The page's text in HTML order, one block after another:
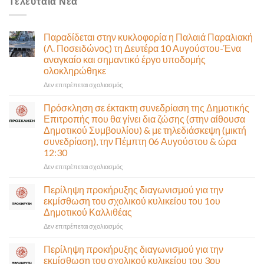
Παραδίδεται στην κυκλοφορία η Παλαιά Παραλιακή
(Λ. Ποσειδώνος) τη Δευτέρα 10 Αυγούστου-Ένα
αναγκαίο και σημαντικό έργο υποδομής
ολοκληρώθηκε
Δεν επιτρέπεται σχολιασμόςστο
κυκλοφορία
η
Παλαιά
Παραλιακή
Ποσειδώνος)
10
Αυγούστου-
Ένα
αναγκαίο
σημαντικό
έργο
Πρόσκληση σε έκτακτη συνεδρίαση της Δημοτικής
Επιτροπής που θα γίνει δια ζώσης (στην αίθουσα
Δημοτικού Συμβουλίου) & με τηλεδιάσκεψη (μικτή
συνεδρίαση), την Πέμπτη 06 Αυγούστου & ώρα
12:30
Δεν επιτρέπεται σχολιασμόςστο
σε
έκτακτη
συνεδρίαση
της
Δημοτικής
που
θα
Περίληψη προκήρυξης διαγωνισμού για την
εκμίσθωση του σχολικού κυλικείου του 1ου
Δημοτικού Καλλιθέας
Δεν επιτρέπεται σχολιασμόςστο
προκήρυξης
διαγωνισμού
Περίληψη προκήρυξης διαγωνισμού για την
εκμίσθωση του σχολικού κυλικείου του 3ου